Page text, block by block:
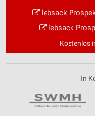
lebsack
lebsack
Kostenlos
In